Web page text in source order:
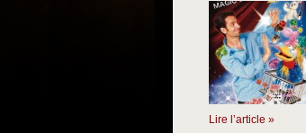
Lire l’article »